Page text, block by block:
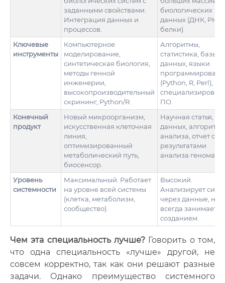
заданными свойствами.
Интеграция данных и
процессов.
биологических
данных (ДНК, РНК,
белки).
Ключевые
инструменты
Компьютерное
моделирование,
синтетическая биология,
методы генной
инженерии,
высокопроизводительный
скрининг, Python/R.
Алгоритмы,
статистика, базы
данных, языки
(Python, R, Perl),
ПО.
Конечный
продукт
Новый микроорганизм,
искусственная клеточная
линия,
оптимизированный
метаболический путь,
биосенсор.
Научная статья,
данных, алгоритм
анализа, отчет с
результатами
анализа генома.
Уровень
системности
Максимальный. Работает
на уровне всей системы
(клетка, метаболизм,
сообщество).
Высокий.
Анализирует
через данные, но
всегда
созданием.
Чем эта специальность лучше? Говорить о том,
что одна специальность «лучше» другой, не
совсем корректно, так как они решают разные
задачи. Однако преимущество системного